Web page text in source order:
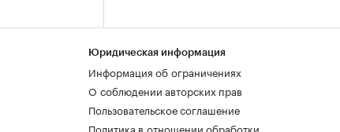
Юридическая информация
Информация об ограничениях
О соблюдении авторских прав
Пользовательское соглашение
Политика в отношении обработки